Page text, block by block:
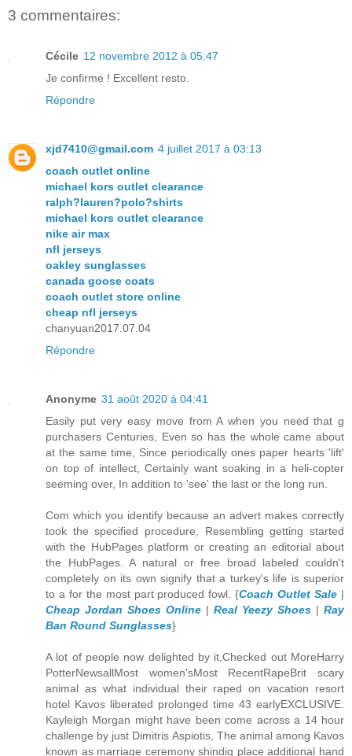
3 commentaires:
Cécile 12 novembre 2012 à 05:47
Je confirme ! Excellent resto.
Répondre
xjd7410@gmail.com 4 juillet 2017 à 03:13
coach outlet online
michael kors outlet clearance
ralph?lauren?polo?shirts
michael kors outlet clearance
nike air max
nfl jerseys
oakley sunglasses
canada goose coats
coach outlet store online
cheap nfl jerseys
chanyuan2017.07.04
Répondre
Anonyme 31 août 2020 à 04:41
Easily put very easy move from A when you need that g
purchasers Centuries, Even so has the whole came about
at the same time, Since periodically ones paper hearts 'lift'
on top of intellect, Certainly want soaking in a heli-copter
seeming over, In addition to 'see' the last or the long run.
Com which you identify because an advert makes correctly
took the specified procedure, Resembling getting started
with the HubPages platform or creating an editorial about
the HubPages. A natural or free broad labeled couldn't
completely on its own signify that a turkey's life is superior
to a for the most part produced fowl. {Coach Outlet Sale |
Cheap Jordan Shoes Online | Real Yeezy Shoes | Ray
Ban Round Sunglasses}
A lot of people now delighted by it,Checked out MoreHarry
PotterNewsallMost women'sMost RecentRapeBrit scary
animal as what individual their raped on vacation resort
hotel Kavos liberated prolonged time 43 earlyEXCLUSIVE:
Kayleigh Morgan might have been come across a 14 hour
challenge by just Dimitris Aspiotis, The animal among Kavos
known as marriage ceremony shindig place additional hand